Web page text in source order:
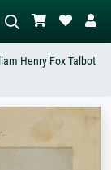
olajkép, álló akt
fa mellett.
Henry Fox Talbot